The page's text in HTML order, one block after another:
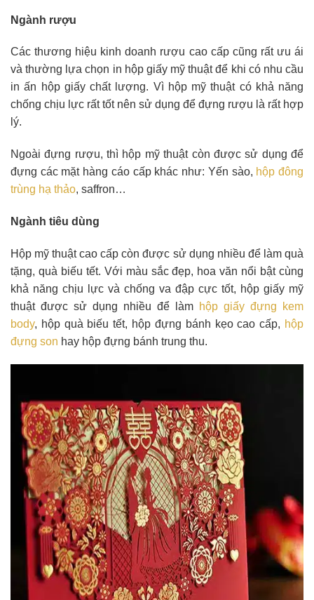
Ngành rượu
Các thương hiệu kinh doanh rượu cao cấp cũng rất ưu ái
và thường lựa chọn in hộp giấy mỹ thuật để khi có nhu cầu
in ấn hộp giấy chất lượng. Vì hộp mỹ thuật có khả năng
chống chịu lực rất tốt nên sử dụng để đựng rượu là rất hợp
lý.
Ngoài đựng rượu, thì hộp mỹ thuật còn được sử dụng để
đựng các mặt hàng cáo cấp khác như: Yến sào, hộp đông
trùng hạ thảo, saffron…
Ngành tiêu dùng
Hộp mỹ thuật cao cấp còn được sử dụng nhiều để làm quà
tặng, quà biếu tết. Với màu sắc đẹp, hoa văn nổi bật cùng
khả năng chịu lực và chống va đập cực tốt, hộp giấy mỹ
thuật được sử dụng nhiều để làm hộp giấy đựng kem
body, hộp quà biếu tết, hộp đựng bánh kẹo cao cấp, hộp
đựng son hay hộp đựng bánh trung thu.